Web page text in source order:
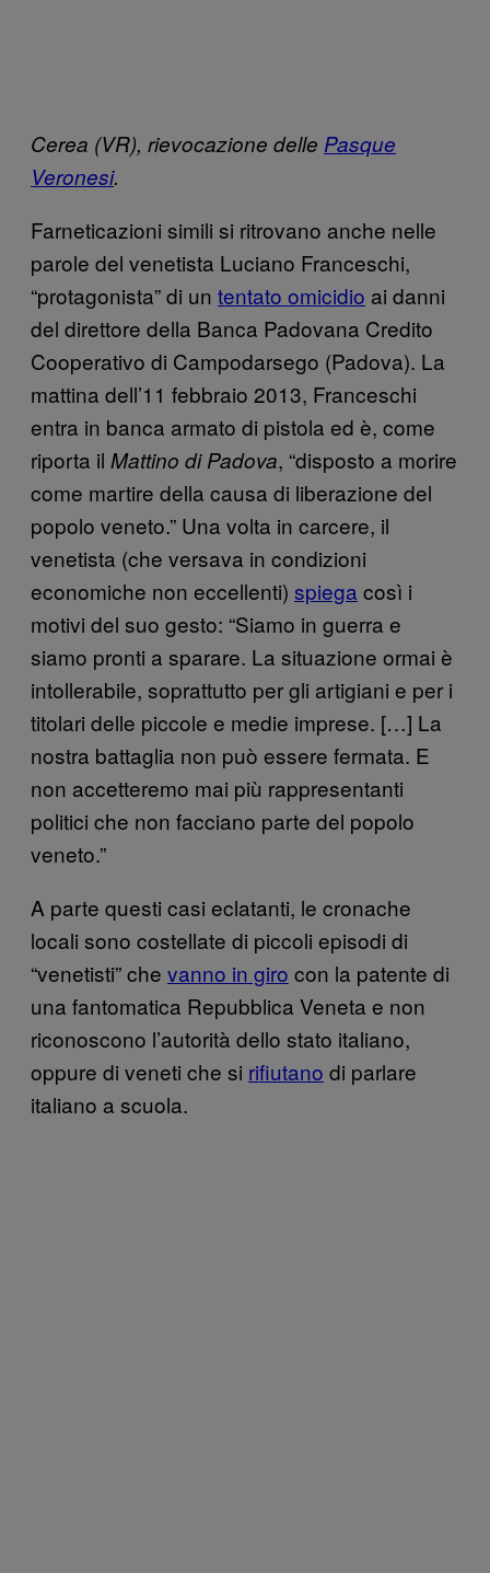
Cerea (VR), rievocazione delle Pasque
Veronesi.
Farneticazioni simili si ritrovano anche nelle
parole del venetista Luciano Franceschi,
“protagonista” di un tentato omicidio ai danni
del direttore della Banca Padovana Credito
Cooperativo di Campodarsego (Padova). La
mattina dell’11 febbraio 2013, Franceschi
entra in banca armato di pistola ed è, come
riporta il Mattino di Padova, “disposto a morire
come martire della causa di liberazione del
popolo veneto.” Una volta in carcere, il
venetista (che versava in condizioni
economiche non eccellenti) spiega così i
motivi del suo gesto: “Siamo in guerra e
siamo pronti a sparare. La situazione ormai è
intollerabile, soprattutto per gli artigiani e per i
titolari delle piccole e medie imprese. […] La
nostra battaglia non può essere fermata. E
non accetteremo mai più rappresentanti
politici che non facciano parte del popolo
veneto.”
A parte questi casi eclatanti, le cronache
locali sono costellate di piccoli episodi di
“venetisti” che vanno in giro con la patente di
una fantomatica Repubblica Veneta e non
riconoscono l’autorità dello stato italiano,
oppure di veneti che si rifiutano di parlare
italiano a scuola.